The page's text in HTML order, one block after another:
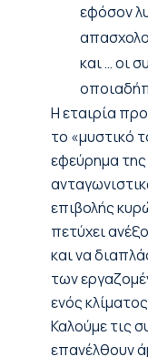
εφόσον
και … οι
Η εταιρία
το «μυστικό
εφεύρημα
επιβολής
πετύχει
και να
των
ενός
Καλούμε τις
επανέλθουν